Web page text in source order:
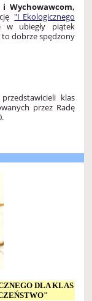
i Wychowawcom,
"I Ekologicznego
ubiegły piątek
to dobrze spędzony
klas
przez Radę
DLA KLAS